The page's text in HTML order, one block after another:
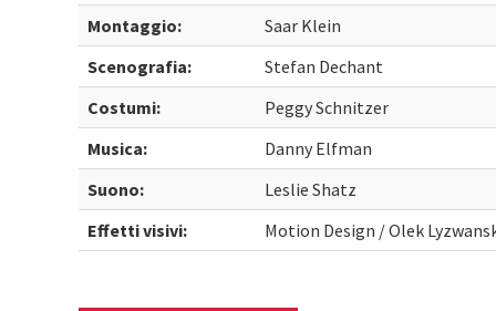
Montaggio:
Saar Klein
Scenografia:
Stefan Dechant
Costumi:
Peggy Schnitzer
Musica:
Danny Elfman
Suono:
Leslie Shatz
Effetti visivi:
Motion Design / Olek